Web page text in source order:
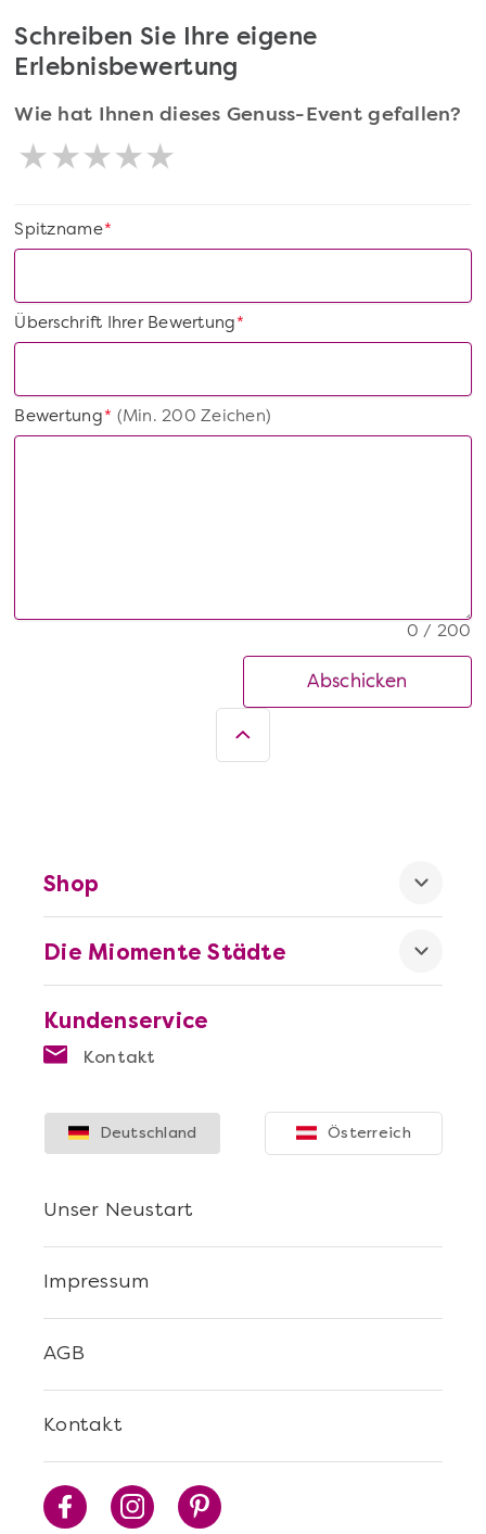
Schreiben Sie Ihre eigene
Erlebnisbewertung
Wie hat Ihnen dieses Genuss-Event gefallen?
*
Spitzname
*
Überschrift Ihrer Bewertung
*
Bewertung(Min. 200 Zeichen)
0 / 200
Abschicken
Kundenservice
Kontakt
Die Miomente Städte
Shop
Kontakt
AGB
Impressum
Unser Neustart
Deutschland Österreich